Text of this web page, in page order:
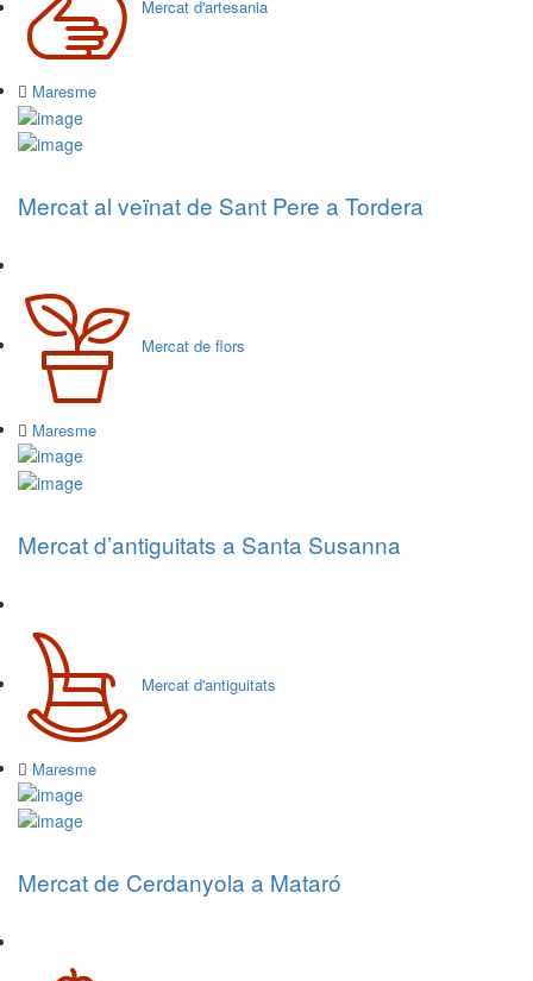
Mercat d'artesania
Maresme
Mercat al veïnat de Sant Pere a Tordera
Mercat de flors
Maresme
Mercat d’antiguitats a Santa Susanna
Mercat d'antiguitats
Maresme
Mercat de Cerdanyola a Mataró